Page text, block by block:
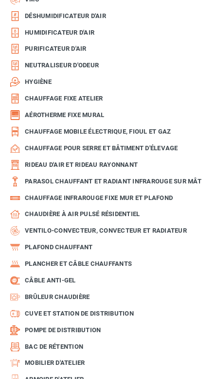
DÉSHUMIDIFICATEUR D'AIR
HUMIDIFICATEUR D'AIR
PURIFICATEUR D'AIR
NEUTRALISEUR D'ODEUR
HYGIÈNE
CHAUFFAGE FIXE ATELIER
AÉROTHERME FIXE MURAL
CHAUFFAGE MOBILE ÉLECTRIQUE, FIOUL ET GAZ
CHAUFFAGE POUR SERRE ET BÂTIMENT D'ÉLEVAGE
RIDEAU D'AIR ET RIDEAU RAYONNANT
PARASOL CHAUFFANT ET RADIANT INFRAROUGE SUR MÂT
CHAUFFAGE INFRAROUGE FIXE MUR ET PLAFOND
CHAUDIÈRE À AIR PULSÉ RÉSIDENTIEL
VENTILO-CONVECTEUR, CONVECTEUR ET RADIATEUR
PLAFOND CHAUFFANT
PLANCHER ET CÂBLE CHAUFFANTS
CÂBLE ANTI-GEL
BRÛLEUR CHAUDIÈRE
CUVE ET STATION DE DISTRIBUTION
POMPE DE DISTRIBUTION
BAC DE RÉTENTION
MOBILIER D'ATELIER